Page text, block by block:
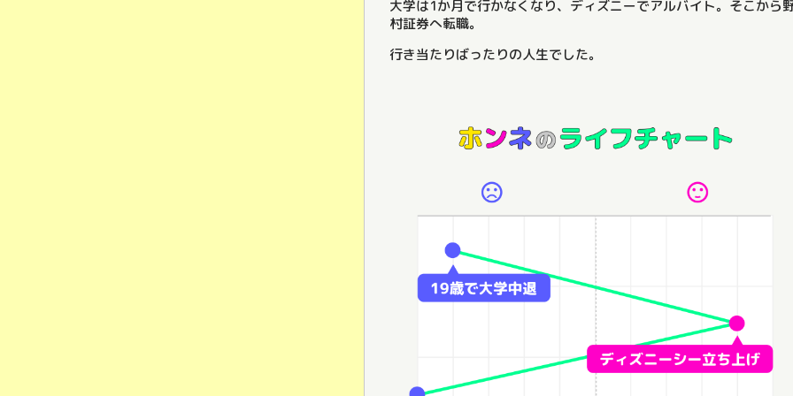
大学は1か月で行かなくなり、ディズニーでアルバイト。そこから
村証券へ転職。
行き当たりばったりの人生でした。